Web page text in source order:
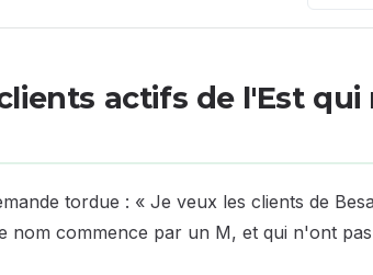
actifs de l'Est qui
tordue : « Je veux les clients de
nom commence par un M, et qui n'ont